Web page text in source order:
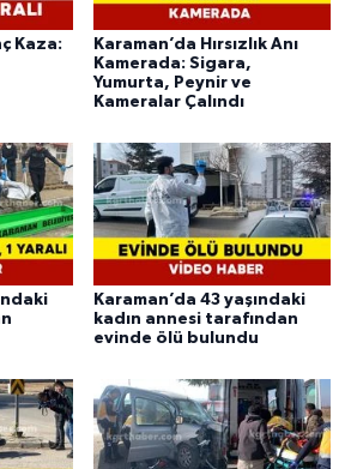
Kaza:
Karaman’da Hırsızlık Anı
Kamerada: Sigara,
Yumurta, Peynir ve
Kameralar Çalındı
Karaman’da 43 yaşındaki
kadın annesi tarafından
evinde ölü bulundu